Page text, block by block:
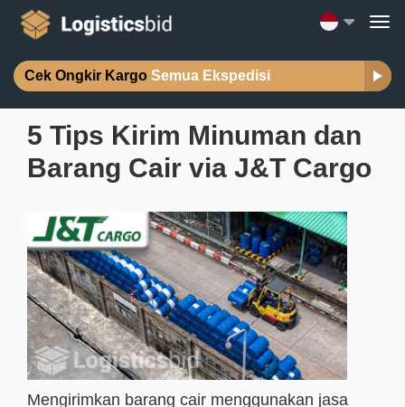
Cek Ongkir Kargo Semua Ekspedisi
5 Tips Kirim Minuman dan
Barang Cair via J&T Cargo
Mengirimkan barang cair menggunakan jasa